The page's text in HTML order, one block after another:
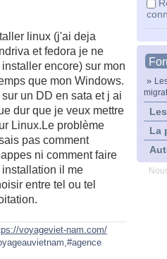
»
La
linux (j'ai deja
et fedora je ne
encore) sur mon
que mon Windows.
un DD en sata et j ai
dur que je veux mettre
Linux.Le problème
pas comment
ni comment faire
il me
entre tel ou tel
voyageviet-nam.com/